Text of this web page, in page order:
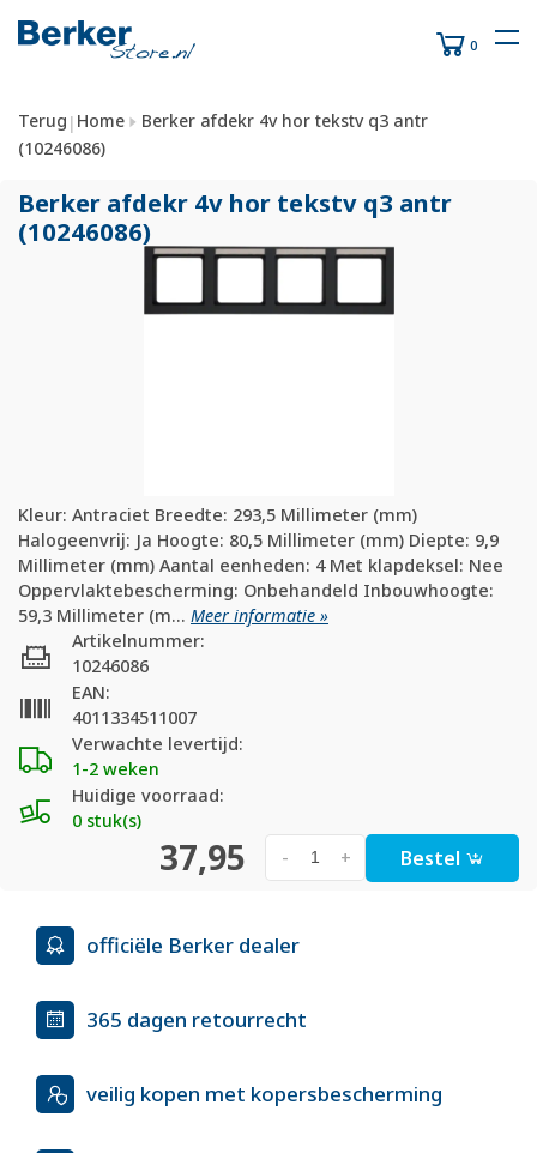
0
Terug | Home
Berker afdekr 4v hor tekstv q3 antr
(10246086)
Berker afdekr 4v hor tekstv q3 antr
(10246086)
Kleur: Antraciet Breedte: 293,5 Millimeter (mm)
Halogeenvrij: Ja Hoogte: 80,5 Millimeter (mm) Diepte: 9,9
Millimeter (mm) Aantal eenheden: 4 Met klapdeksel: Nee
Oppervlaktebescherming: Onbehandeld Inbouwhoogte:
59,3 Millimeter (m... Meer informatie »
Verwachte levertijd:
1-2 weken
Huidige voorraad:
0 stuk(s)
Artikelnummer:
10246086
EAN:
4011334511007
37,95 +
- Bestel
officiële Berker dealer
365 dagen retourrecht
veilig kopen met kopersbescherming